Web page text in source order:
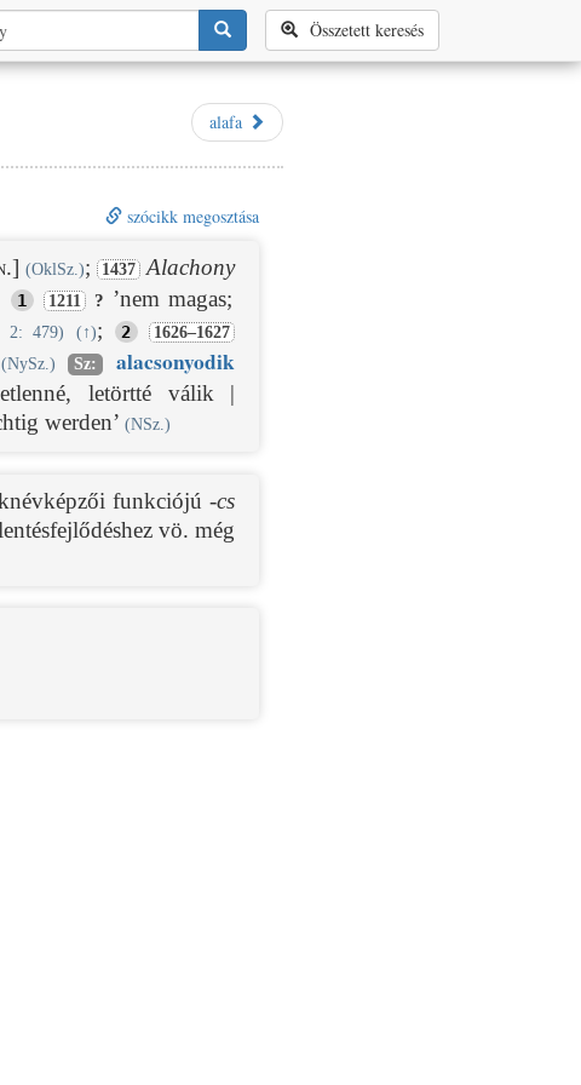
Összetett keresés
alafa
szócikk megosztása
(OklSz.); 1437
Alachony
1 1211 ? ’nem magas;
2: 479) ( ↑); 2 1626–1627
(NySz.) Sz: alacsonyodik
letörtté válik |
werden’ (NSz.)
funkciójú-cs
vö. még